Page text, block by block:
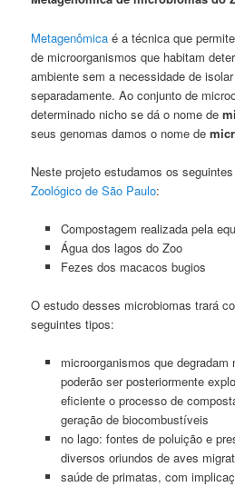
Metagenômica é a técnica que
de microorganismos que habitam
ambiente sem a necessidade de
separadamente. Ao conjunto de
determinado nicho se dá o nome de
seus genomas damos o nome de
Neste projeto estudamos os
Zoológico de São Paulo:
Compostagem realizada pela
Água dos lagos do Zoo
Fezes dos macacos bugios
O estudo desses microbiomas trará
seguintes tipos:
microorganismos que
poderão ser posteriormente
eficiente o processo de
geração de biocombustíveis
no lago: fontes de poluição e
diversos oriundos de aves
saúde de primatas, com